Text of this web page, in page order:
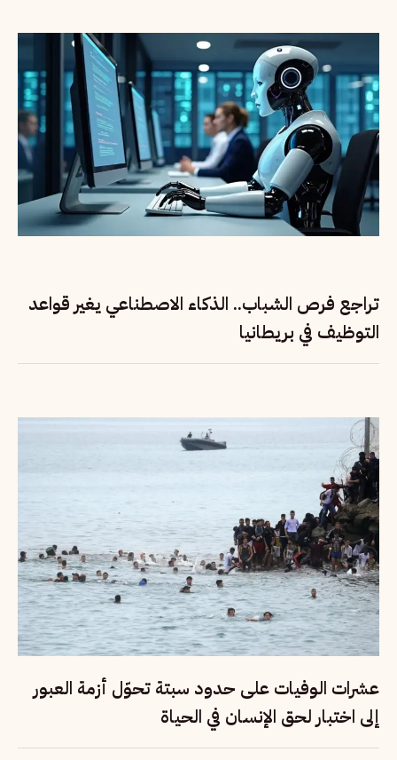
تراجع فرص الشباب.. الذكاء الاصطناعي يغير قواعد
التوظيف في بريطانيا
عشرات الوفيات على حدود سبتة تحوّل أزمة العبور
إلى اختبار لحق الإنسان في الحياة